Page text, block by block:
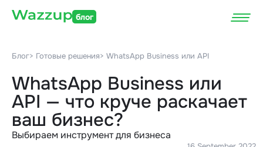
блог
Блог> Готовые решения> WhatsApp Business или API
WhatsApp Business или
API — что круче раскачает
ваш бизнес?
Выбираем инструмент для бизнеса